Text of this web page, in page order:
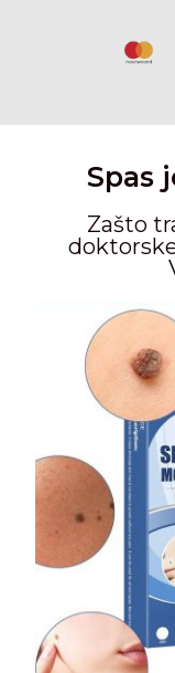
Spas
Zašto